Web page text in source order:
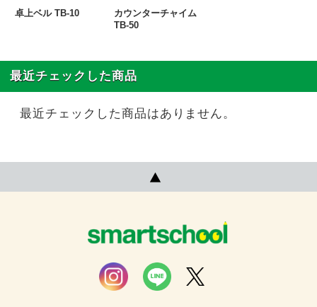
卓上ベル TB-10
カウンターチャイム
TB-50
最近チェックした商品
最近チェックした商品はありません。